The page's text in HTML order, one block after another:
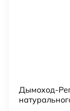
Дымоход-